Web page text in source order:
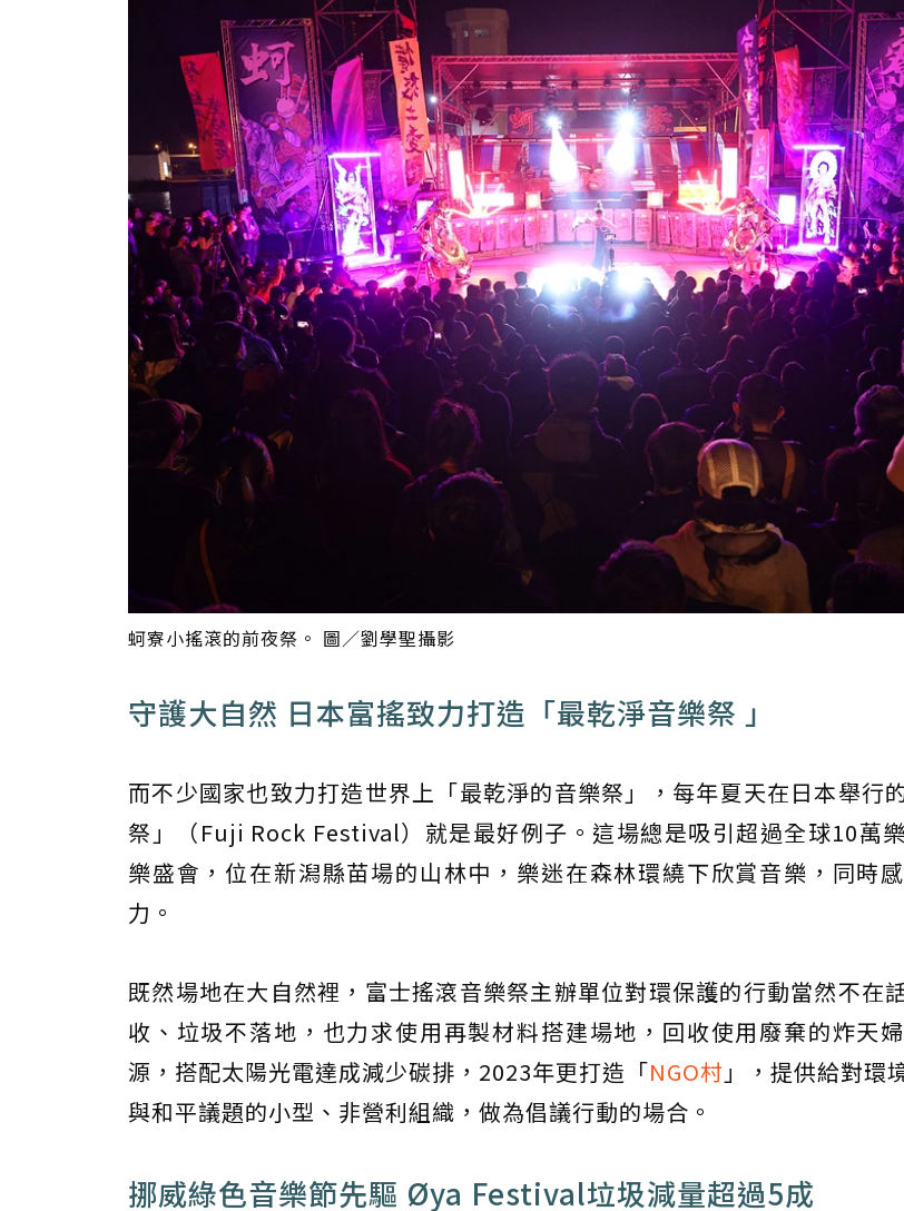
蚵寮小搖滾的前夜祭。 圖／劉學聖攝影
守護大自然 日本富搖致力打造「最乾淨音樂祭 」
而不少國家也致力打造世界上「最乾淨的音樂祭」，每年夏天在日本舉行
祭」（Fuji Rock Festival）就是最好例子。這場總是吸引超過全球10萬
樂盛會，位在新潟縣苗場的山林中，樂迷在森林環繞下欣賞音樂，同時
力。
既然場地在大自然裡，富士搖滾音樂祭主辦單位對環保護的行動當然不在
收、垃圾不落地，也力求使用再製材料搭建場地，回收使用廢棄的炸天
源，搭配太陽光電達成減少碳排，2023年更打造「NGO村 」，提供給對環
與和平議題的小型、非營利組織，做為倡議行動的場合。
挪威綠色音樂節先驅 Øya Festival垃圾減量超過5成